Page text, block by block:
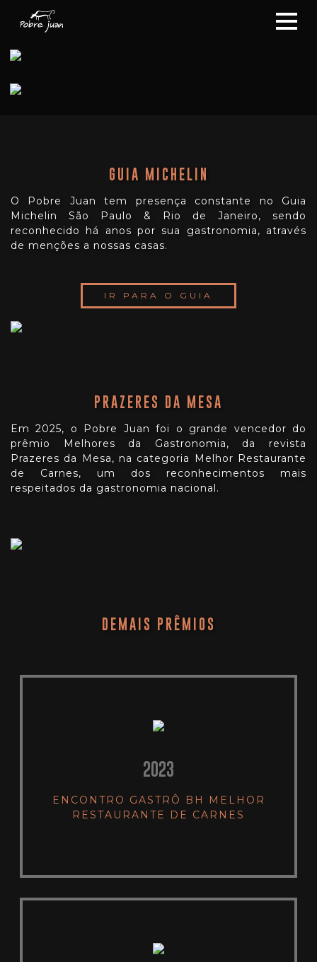
GUIA MICHELIN
O Pobre Juan tem presença constante no Guia
Michelin São Paulo & Rio de Janeiro, sendo
reconhecido há anos por sua gastronomia, através
de menções a nossas casas.
IR PARA O GUIA
PRAZERES DA MESA
Em 2025, o Pobre Juan foi o grande vencedor do
prêmio Melhores da Gastronomia, da revista
Prazeres da Mesa, na categoria Melhor Restaurante
de Carnes, um dos reconhecimentos mais
respeitados da gastronomia nacional.
DEMAIS PRÊMIOS
2023
ENCONTRO GASTRÔ BH MELHOR
RESTAURANTE DE CARNES